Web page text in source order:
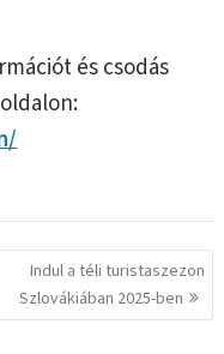
és csodás
Indul a téli turistaszezon
Szlovákiában 2025-ben